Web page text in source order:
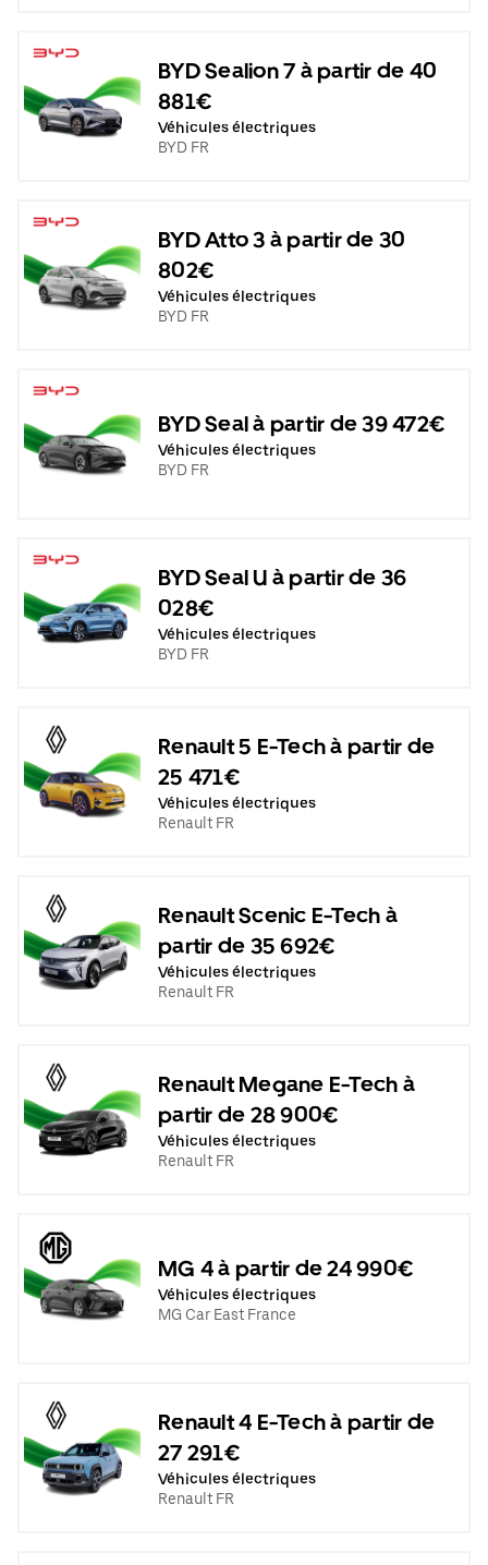
BYD Sealion 7 à partir de 40
881€
Véhicules électriques
BYD FR
BYD Atto 3 à partir de 30
802€
Véhicules électriques
BYD FR
BYD Seal à partir de 39 472€
Véhicules électriques
BYD FR
BYD Seal U à partir de 36
028€
Véhicules électriques
BYD FR
Renault 5 E-Tech à partir de
25 471€
Véhicules électriques
Renault FR
Renault Scenic E-Tech à
partir de 35 692€
Véhicules électriques
Renault FR
Renault Megane E-Tech à
partir de 28 900€
Véhicules électriques
Renault FR
MG 4 à partir de 24 990€
Véhicules électriques
MG Car East France
Renault 4 E-Tech à partir de
27 291€
Véhicules électriques
Renault FR